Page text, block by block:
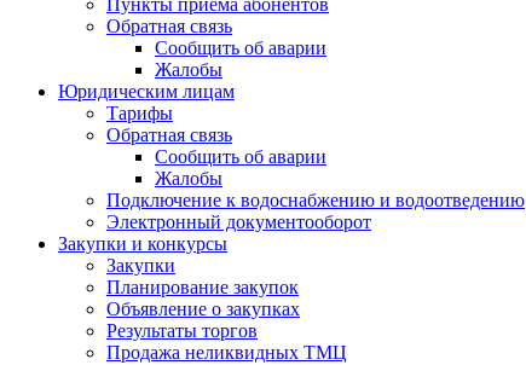
Пункты приёма абонентов
Обратная связь
Сообщить об аварии
Жалобы
Юридическим лицам
Тарифы
Обратная связь
Сообщить об аварии
Жалобы
Подключение к водоснабжению и водоотведению
Электронный документооборот
Закупки и конкурсы
Закупки
Планирование закупок
Объявление о закупках
Результаты торгов
Продажа неликвидных ТМЦ